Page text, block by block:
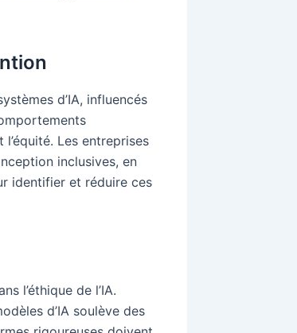
d’IA, influencés
Les entreprises
inclusives, en
identifier et réduire ces
l’éthique de l’IA.
d’IA soulève des